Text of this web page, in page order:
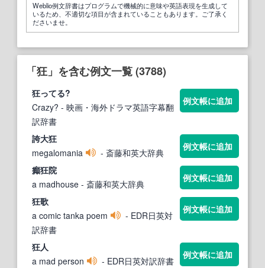
Weblio例文辞書はプログラムで機械的に意味や英語表現を生成して
いるため、不適切な項目が含まれていることもあります。ご了承く
ださいませ。
「狂」を含む例文一覧 (3788)
狂ってる?
Crazy? - 映画・海外ドラマ英語字幕翻
訳辞書
例文帳に追加
誇大狂
megalomania
- 斎藤和英大辞典
例文帳に追加
癲狂院
a madhouse - 斎藤和英大辞典
例文帳に追加
狂歌
a comic tanka poem
- EDR日英対
訳辞書
例文帳に追加
狂人
a mad person
- EDR日英対訳辞書
例文帳に追加